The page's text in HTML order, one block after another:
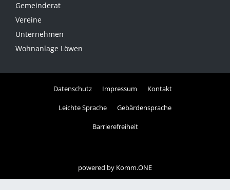
Gemeinderat
Vereine
Unternehmen
Wohnanlage Löwen
Datenschutz Impressum Kontakt
Leichte Sprache Gebärdensprache
Barrierefreiheit
powered by Komm.ONE